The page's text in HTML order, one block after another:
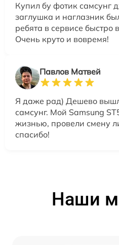
Купил бу фотик самсунг
заглушка и наглазник
ребята в сервисе быстро
Очень круто и вовремя!
Павлов Матвей
Я даже рад) Дешево
самсунг. Мой Samsung
жизнью, провели смену
спасибо!
Наши